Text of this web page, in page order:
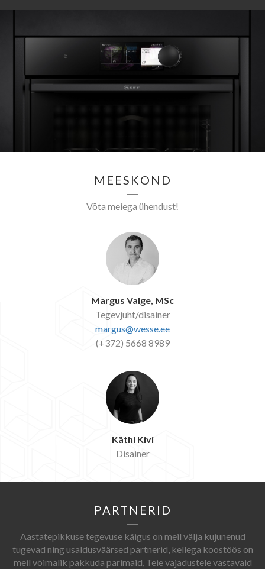
MEESKOND
Võta meiega ühendust!
Margus Valge, MSc
Tegevjuht/disainer
margus@wesse.ee
(+372) 5668 8989
Käthi Kivi
Disainer
PARTNERID
Aastatepikkuse tegevuse käigus on meil välja kujunenud
tugevad ning usaldusväärsed partnerid, kellega koostöös on
meil võimalik pakkuda parimaid, Teie vajadustele vastavaid